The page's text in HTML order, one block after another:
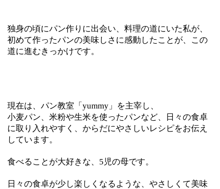
独身の頃にパン作りに出会い、料理の道にいた私が、
初めて作ったパンの美味しさに感動したことが、この
道に進むきっかけです。
現在は、パン教室「yummy」を主宰し、
小麦パン、米粉や生米を使ったパンなど、日々の食卓
に取り入れやすく、からだにやさしいレシピをお伝え
しています。
食べることが大好きな、5児の母です。
日々の食卓が少し楽しくなるような、やさしくて美味